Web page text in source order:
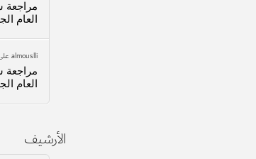
العام
almouslli
العام
الأرشيف